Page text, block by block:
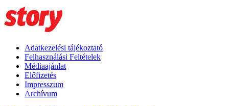
Adatkezelési tájékoztató
Felhasználási Feltételek
Médiaajánlat
Előfizetés
Impresszum
Archívum